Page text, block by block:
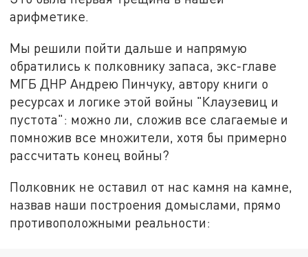
арифметике.
Мы решили пойти дальше и напрямую
обратились к полковнику запаса, экс-главе
МГБ ДНР Андрею Пинчуку, автору книги о
ресурсах и логике этой войны "Клаузевиц и
пустота": можно ли, сложив все слагаемые и
помножив все множители, хотя бы примерно
рассчитать конец войны?
Полковник не оставил от нас камня на камне,
назвав наши построения домыслами, прямо
противоположными реальности: